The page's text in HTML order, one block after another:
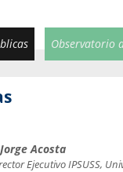
Observatorio
Jorge Acosta
Ejecutivo IPSUSS,